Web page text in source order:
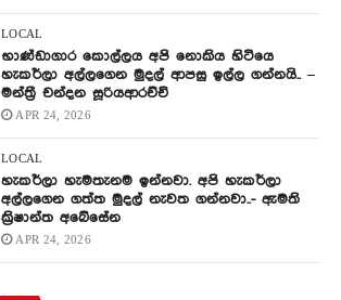
LOCAL
භාණ්ඩාගාර කොල්ලය අපි නොකිය හිටියෙ
හැකර්ලා අල්ලගෙන මුදල් ආපසු ඉල්ල ගන්නයි.. –
මන්ත්‍රී චන්දන සූරියආරච්චි
APR 24, 2026
LOCAL
හැකර්ලා හැමතැනම ඉන්නවා. අපි හැකර්ලා
අල්ලගෙන ගත්ත මුදල් නැවත ගන්නවා..- ඇමති
ක්‍රිෂාන්ත අබේසේන
APR 24, 2026